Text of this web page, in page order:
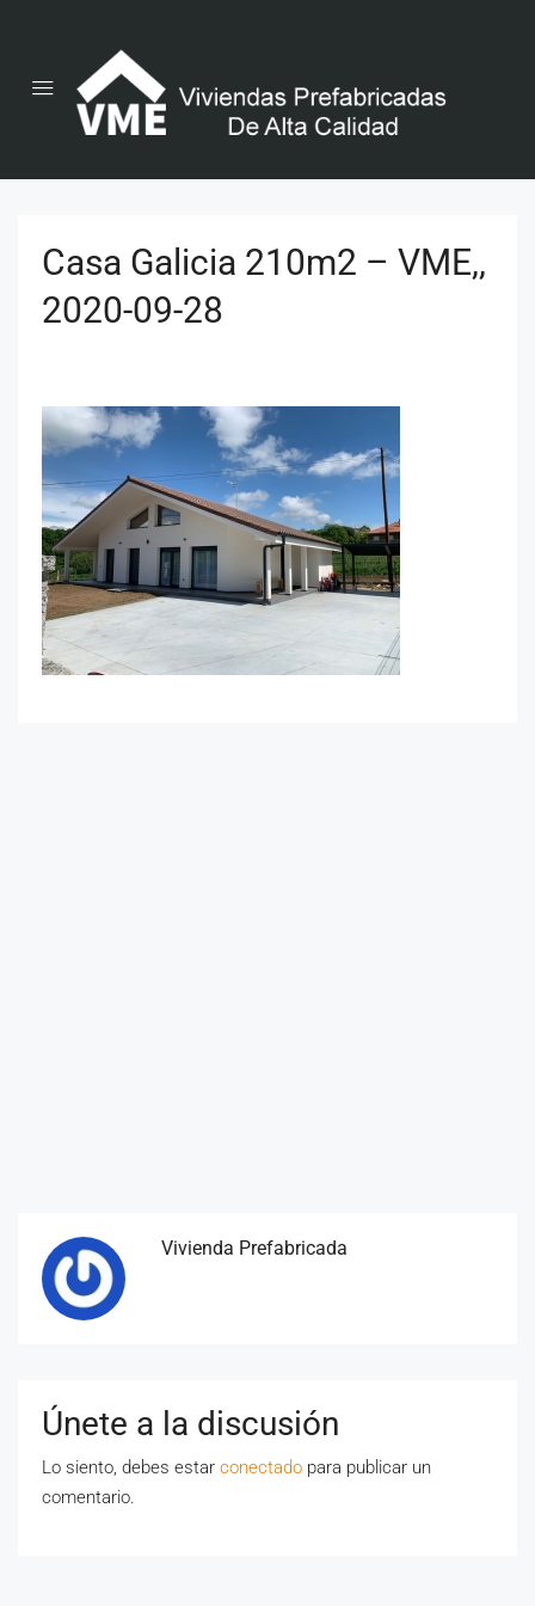
Casa Galicia 210m2 – VME,,
2020-09-28
Vivienda Prefabricada
Únete a la discusión
Lo siento, debes estar conectado para publicar un
comentario.